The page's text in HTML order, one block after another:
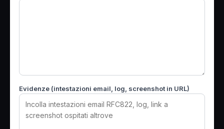
Evidenze (intestazioni email, log, screenshot in URL)